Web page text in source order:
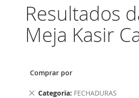
Resultados
Meja Kasir
Comprar por
Categoria FECHADURAS
Remover